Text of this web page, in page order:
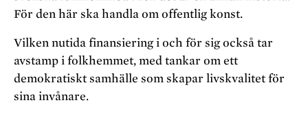
För den här ska handla om offentlig konst.
Vilken nutida finansiering i och för sig också tar
avstamp i folkhemmet, med tankar om ett
demokratiskt samhälle som skapar livskvalitet för
sina invånare.